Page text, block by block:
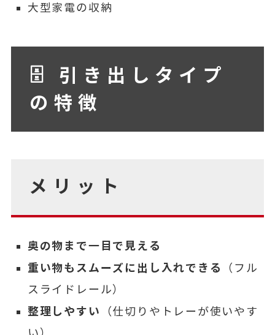
大型家電の収納
🗄 引き出しタイプ
の特徴
メリット
奥の物まで一目で見える
重い物もスムーズに出し入れできる
（フル
スライドレール）
整理しやすい
（仕切りやトレーが使いやす